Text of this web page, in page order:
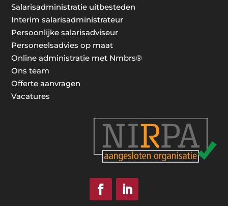
Salarisadministratie uitbesteden
Interim salarisadministrateur
Persoonlijke salarisadviseur
Personeelsadvies op maat
Online administratie met Nmbrs®
Ons team
Offerte aanvragen
Vacatures